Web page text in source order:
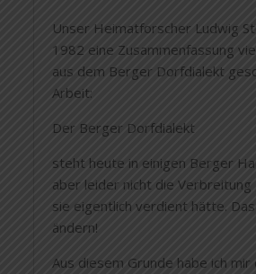
Unser Heimatforscher Ludwig
1982 eine Zusammenfassung
aus dem Berger Dorfdialekt
Arbeit:
Der Berger Dorfdialekt
steht heute in einigen Berger
aber leider nicht die Verbreitung
sie eigentlich verdient hätte.
ändern!
Aus diesem Grunde habe ich